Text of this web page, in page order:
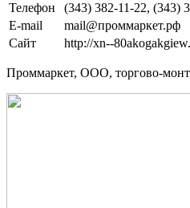
Телефон
(343) 382-11-22, (343)
E-mail
mail@проммаркет.рф
Сайт
http://xn--
Проммаркет, ООО, торгово-